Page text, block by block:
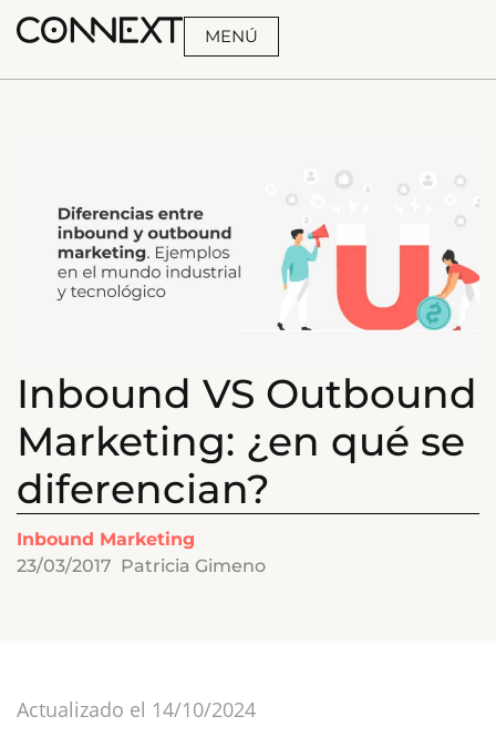
MENÚ
Inbound VS Outbound
Marketing: ¿en qué se
diferencian?
Inbound Marketing
23/03/2017 Patricia Gimeno
Actualizado el 14/10/2024